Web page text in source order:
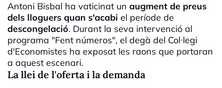
Antoni Bisbal ha vaticinat un augment de preus
dels lloguers quan s'acabi el període de
descongelació. Durant la seva intervenció al
programa "Fent números", el degà del Col·legi
d'Economistes ha exposat les raons que portaran
a aquest escenari.
La llei de l'oferta i la demanda